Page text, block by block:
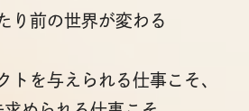
り前の世界が変わる
トを与えられる仕事こそ、